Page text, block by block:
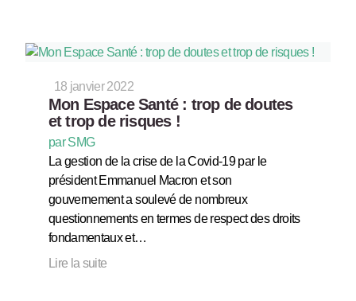
18 janvier 2022
Mon Espace Santé : trop de doutes
et trop de risques !
par SMG
La gestion de la crise de la Covid-19 par le
président Emmanuel Macron et son
gouvernement a soulevé de nombreux
questionnements en termes de respect des droits
fondamentaux et…
Lire la suite